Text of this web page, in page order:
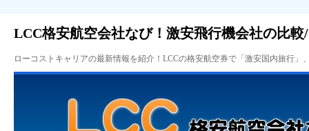
LCC格安航空会社なび！激安飛行機会社の比較
ローコストキャリアの最新情報を紹介！LCCの格安航空券で「激安国内旅行